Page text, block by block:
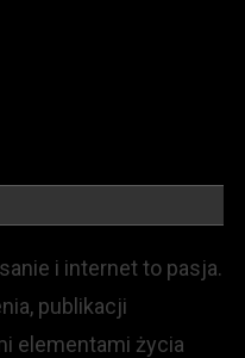
i internet to pasja.
publikacji
elementami życia